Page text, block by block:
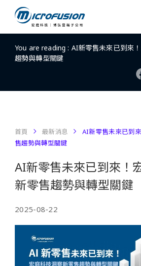
You are reading : AI新零售未來已到來
趨勢與轉型關鍵
首頁 最新消息
AI新零售未來已到
售趨勢與轉型關鍵
AI新零售未來已到來！
新零售趨勢與轉型關鍵
2025-08-22